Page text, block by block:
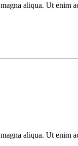
aliqua. Ut enim
aliqua. Ut enim